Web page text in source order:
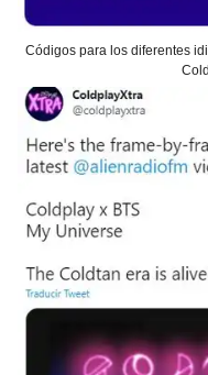
Códigos para los diferentes